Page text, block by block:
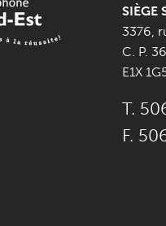
SIÈGE
3376,
C. P.
E1X
T.
F.